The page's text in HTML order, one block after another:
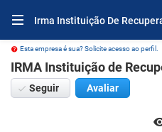
Esta empresa é sua? Solicite acesso ao perfil.
IRMA Instituição de
Seguir Avaliar